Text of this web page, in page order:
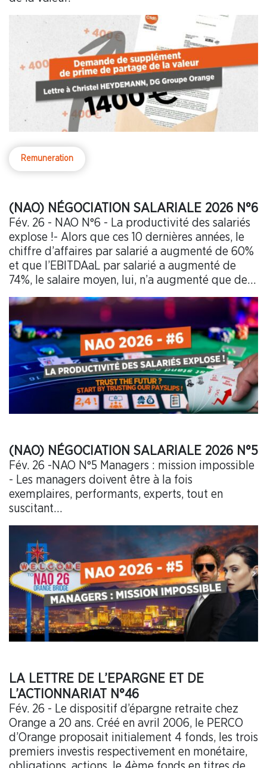
Remuneration
(NAO) NÉGOCIATION SALARIALE 2026 N°6
Fév. 26 - NAO N°6 - La productivité des salariés
explose !- Alors que ces 10 dernières années, le
chiffre d’affaires par salarié a augmenté de 60%
et que l’EBITDAaL par salarié a augmenté de
74%, le salaire moyen, lui, n’a augmenté que de…
(NAO) NÉGOCIATION SALARIALE 2026 N°5
Fév. 26 -NAO N°5 Managers : mission impossible
- Les managers doivent être à la fois
exemplaires, performants, experts, tout en
suscitant…
LA LETTRE DE L’EPARGNE ET DE
L’ACTIONNARIAT N°46
Fév. 26 - Le dispositif d’épargne retraite chez
Orange a 20 ans. Créé en avril 2006, le PERCO
d’Orange proposait initialement 4 fonds, les trois
premiers investis respectivement en monétaire,